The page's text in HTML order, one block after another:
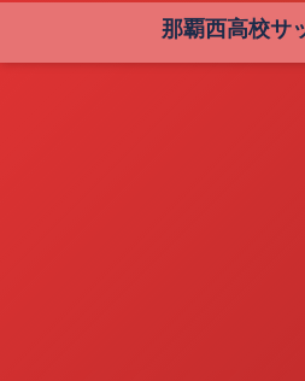
那覇西高校サ